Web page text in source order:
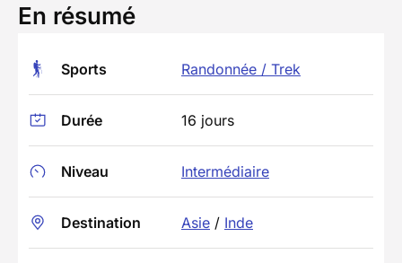
En résumé
Sports Randonnée / Trek
Durée 16 jours
Niveau Intermédiaire
Destination Asie / Inde